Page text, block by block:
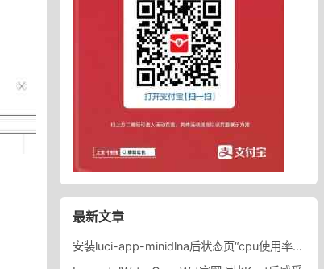
最新文章
安装luci-app-minidlna后状态页“cpu使用率“显示虚高，排除过程记录。